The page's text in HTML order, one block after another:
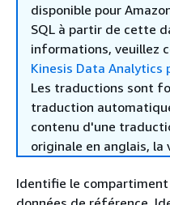
disponible pour
SQL à partir de cette
informations, veuillez
Kinesis Data Analytics
Les traductions sont
traduction
contenu d'une
originale en anglais, la
Identifie le